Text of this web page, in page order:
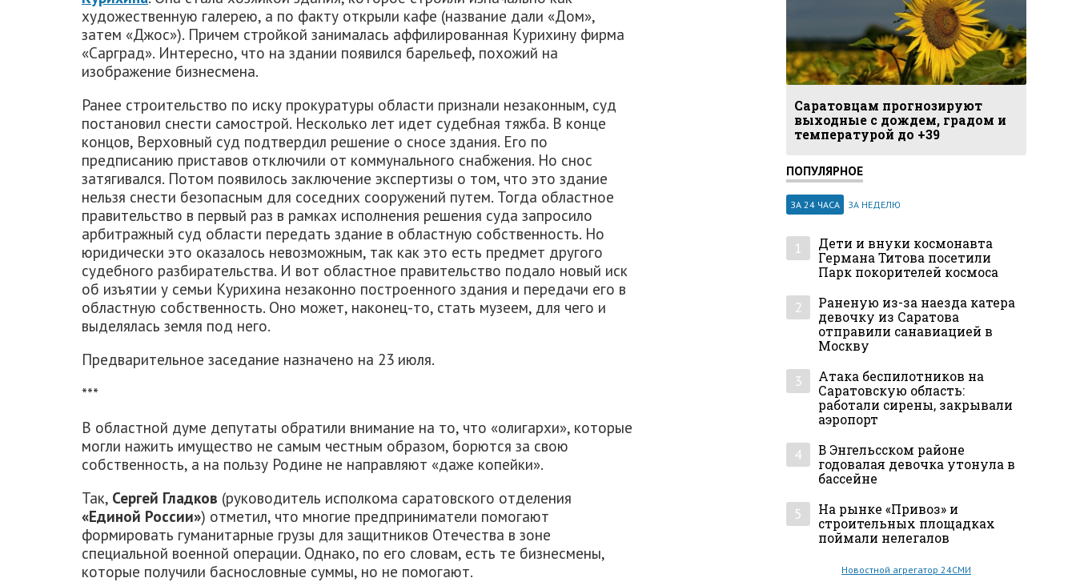
художественную галерею, а по факту открыли кафе (название дали «Дом»,
затем «Джос»). Причем стройкой занималась аффилированная Курихину фирма
«Сарград». Интересно, что на здании появился барельеф, похожий на
изображение бизнесмена.
Ранее строительство по иску прокуратуры области признали незаконным, суд
постановил снести самострой. Несколько лет идет судебная тяжба. В конце
концов, Верховный суд подтвердил решение о сносе здания. Его по
предписанию приставов отключили от коммунального снабжения. Но снос
затягивался. Потом появилось заключение экспертизы о том, что это здание
нельзя снести безопасным для соседних сооружений путем. Тогда областное
правительство в первый раз в рамках исполнения решения суда запросило
арбитражный суд области передать здание в областную собственность. Но
юридически это оказалось невозможным, так как это есть предмет другого
судебного разбирательства. И вот областное правительство подало новый иск
об изъятии у семьи Курихина незаконно построенного здания и передачи его в
областную собственность. Оно может, наконец-то, стать музеем, для чего и
выделялась земля под него.
Предварительное заседание назначено на 23 июля.
***
В областной думе депутаты обратили внимание на то, что «олигархи», которые
могли нажить имущество не самым честным образом, борются за свою
собственность, а на пользу Родине не направляют «даже копейки».
Так, Сергей Гладков (руководитель исполкома саратовского отделения
«Единой России») отметил, что многие предприниматели помогают
формировать гуманитарные грузы для защитников Отечества в зоне
специальной военной операции. Однако, по его словам, есть те бизнесмены,
которые получили баснословные суммы, но не помогают.
Саратовцам прогнозируют
выходные с дождем, градом и
температурой до +39
ПОПУЛЯРНОЕ
ЗА 24 ЧАСА ЗА НЕДЕЛЮ
1
Дети и внуки космонавта
Германа Титова посетили
Парк покорителей космоса
2
Раненую из-за наезда катера
девочку из Саратова
отправили санавиацией в
Москву
3
Атака беспилотников на
Саратовскую область:
работали сирены, закрывали
аэропорт
4
В Энгельсском районе
годовалая девочка утонула в
бассейне
5
На рынке «Привоз» и
строительных площадках
поймали нелегалов
Новостной агрегатор 24СМИ